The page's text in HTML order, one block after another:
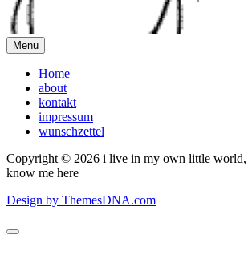
Menu
Home
about
kontakt
impressum
wunschzettel
Copyright © 2026 i live in my own little world,
know me here
Design by ThemesDNA.com
Scroll